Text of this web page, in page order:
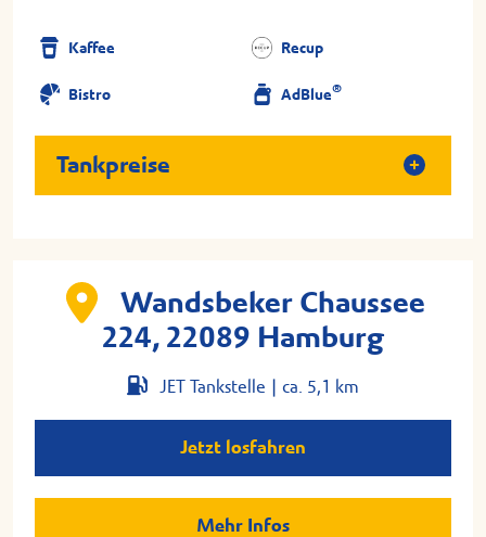
Kaffee Recup
Bistro AdBlue®
Tankpreise
Wandsbeker Chaussee
224, 22089 Hamburg
JET Tankstelle | ca. 5,1 km
Jetzt losfahren
Mehr Infos